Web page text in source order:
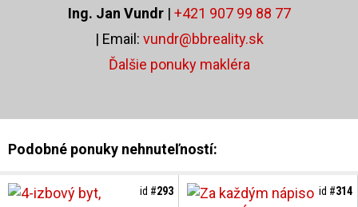
Ing. Jan Vundr| +421 907 99 88 77
| Email: vundr@bbreality.sk
Ďalšie ponuky makléra
Podobné ponuky nehnuteľností:
id #293 id #314